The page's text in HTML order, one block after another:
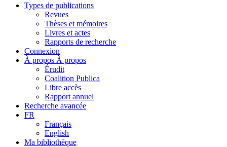
Types de publications
Revues
Thèses et mémoires
Livres et actes
Rapports de recherche
Connexion
À propos À propos
Érudit
Coalition Publica
Libre accès
Rapport annuel
Recherche avancée
FR
Français
English
Ma bibliothèque